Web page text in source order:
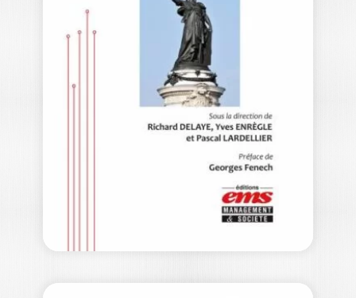
CULTURE,
CULTURES
ALEXANDRE EYRIÈS
La notion de culture est devenue un
15,00